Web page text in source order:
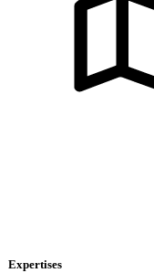
Expertises